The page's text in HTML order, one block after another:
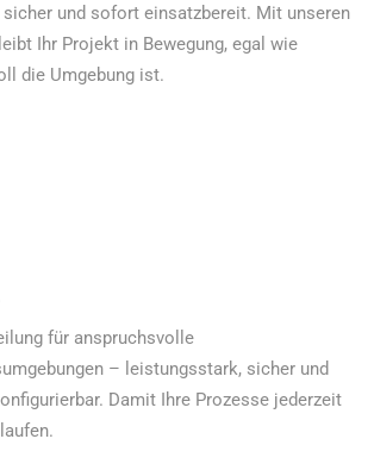
sicher und sofort einsatzbereit. Mit unseren
Ihr Projekt in Bewegung, egal wie
die Umgebung ist.
für anspruchsvolle
– leistungsstark, sicher und
Damit Ihre Prozesse jederzeit